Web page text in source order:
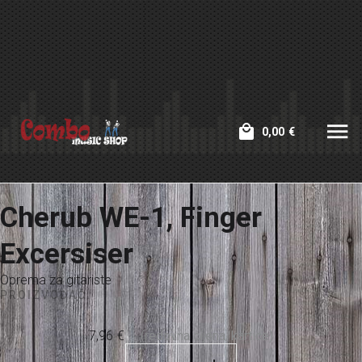
€
0,00
Cherub WE-1, Finger
Excersiser
Oprema za gitariste
PROIZVOĐAČ:
€
7,96